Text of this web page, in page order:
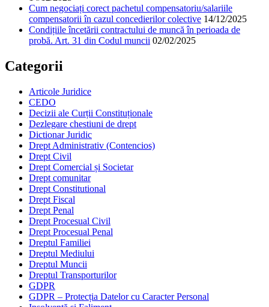
Cum negociați corect pachetul compensatoriu/salariile
compensatorii în cazul concedierilor colective 14/12/2025
Condițiile încetării contractului de muncă în perioada de
probă. Art. 31 din Codul muncii 02/02/2025
Categorii
Articole Juridice
CEDO
Decizii ale Curții Constituționale
Dezlegare chestiuni de drept
Dictionar Juridic
Drept Administrativ (Contencios)
Drept Civil
Drept Comercial și Societar
Drept comunitar
Drept Constitutional
Drept Fiscal
Drept Penal
Drept Procesual Civil
Drept Procesual Penal
Dreptul Familiei
Dreptul Mediului
Dreptul Muncii
Dreptul Transporturilor
GDPR
GDPR – Protecția Datelor cu Caracter Personal